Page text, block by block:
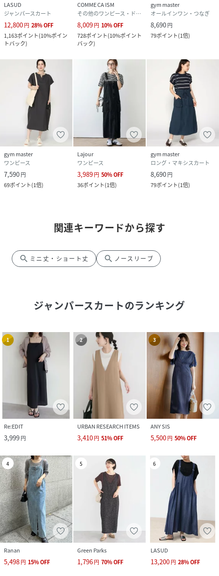
LASUD
ジャンパースカート
12,800円 28%OFF
1,163ポイント(10%ポイン
トバック)
COMME CA ISM
その他のワンピース・ドレス
8,009円 10%OFF
728ポイント(10%ポイント
バック)
gym master
オールインワン・つなぎ
8,690円
79ポイント(1倍)
gym master
ワンピース
7,590円
69ポイント(1倍)
Lajour
ワンピース
3,989円 50%OFF
36ポイント(1倍)
gym master
ロング・マキシスカート
8,690円
79ポイント(1倍)
関連キーワードから探す
search ミニ丈・ショート丈 search ノースリーブ
ジャンパースカートのランキング
1
Re:EDIT
3,999円
2
URBAN RESEARCH ITEMS
3,410円 51%OFF
3
ANY SIS
5,500円 50%OFF
4
Ranan
5,498円 15%OFF
5
Green Parks
1,796円 70%OFF
6
LASUD
13,200円 28%OFF